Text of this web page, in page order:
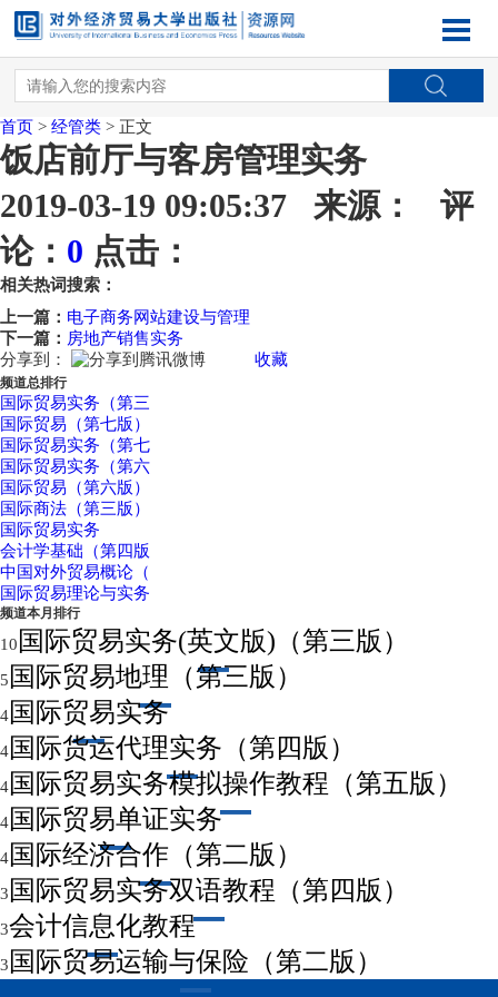
首页 > 经管类 > 正文
饭店前厅与客房管理实务
2019-03-19 09:05:37 来源： 评
论： 0 点击：
相关热词搜索：
上一篇： 电子商务网站建设与管理
下一篇： 房地产销售实务
分享到：
收藏
频道总排行
国际贸易实务（第三
国际贸易（第七版）
国际贸易实务（第七
国际贸易实务（第六
国际贸易（第六版）
国际商法（第三版）
国际贸易实务
会计学基础（第四版
中国对外贸易概论（
国际贸易理论与实务
频道本月排行
10 国际贸易实务(英文版)（第三版）
5 国际贸易地理（第三版）
4国际贸易实务
4国际货运代理实务（第四版）
4国际贸易实务模拟操作教程（第五版）
4国际贸易单证实务
4国际经济合作（第二版）
3 国际贸易实务双语教程（第四版）
3会计信息化教程
3 国际贸易运输与保险（第二版）